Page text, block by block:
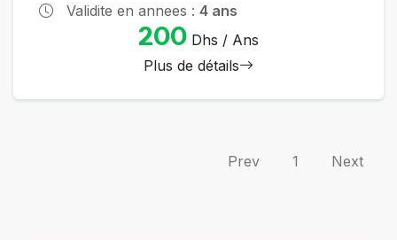
Validite en annees : 4 ans
200 Dhs / Ans
Plus de détails
Prev 1 Next